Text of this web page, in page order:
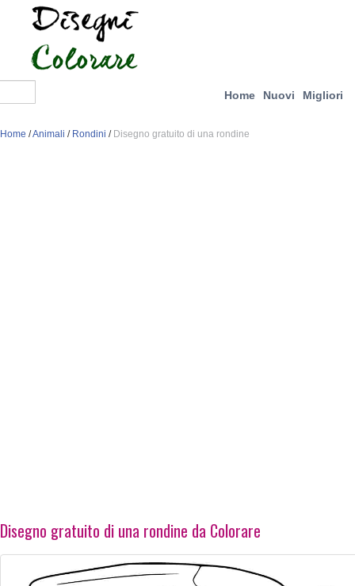
Home Nuovi Migliori
Home /Animali / Rondini / Disegno gratuito di una rondine
Disegno gratuito di una rondine da Colorare